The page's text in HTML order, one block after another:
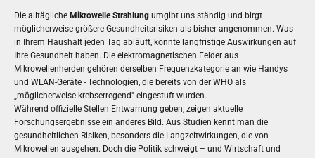
Die alltägliche Mikrowelle Strahlung umgibt uns ständig und birgt
möglicherweise größere Gesundheitsrisiken als bisher angenommen. Was
in Ihrem Haushalt jeden Tag abläuft, könnte langfristige Auswirkungen auf
Ihre Gesundheit haben. Die elektromagnetischen Felder aus
Mikrowellenherden gehören derselben Frequenzkategorie an wie Handys
und WLAN-Geräte - Technologien, die bereits von der WHO als
„möglicherweise krebserregend" eingestuft wurden.
Während offizielle Stellen Entwarnung geben, zeigen aktuelle
Forschungsergebnisse ein anderes Bild. Aus Studien kennt man die
gesundheitlichen Risiken, besonders die Langzeitwirkungen, die von
Mikrowellen ausgehen. Doch die Politik schweigt – und Wirtschaft und